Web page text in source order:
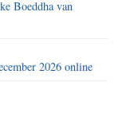
Boeddha van
2026 online